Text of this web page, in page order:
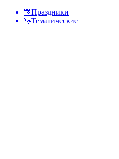
🎊Праздники
🦄Тематические